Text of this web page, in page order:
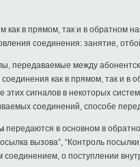
как в прямом, так и в обратном
соединения: занятие,
передаваемые между
как в прямом, так и
сигналов в некоторых
соединений, способе
передаются в основном в
вызова”, “Контроль
о поступлении